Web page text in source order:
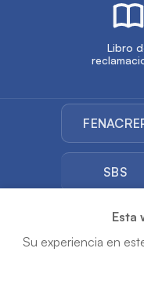
Libro
SBS
Copyright © 2026
Esta
Su experiencia en